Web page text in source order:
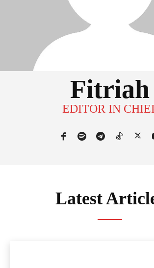
Fitriah
EDITOR IN
Latest